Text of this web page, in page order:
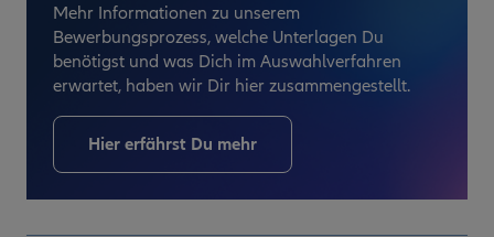
Mehr Informationen zu unserem
Bewerbungsprozess, welche Unterlagen Du
benötigst und was Dich im Auswahlverfahren
erwartet, haben wir Dir hier zusammengestellt.
Hier erfährst Du mehr